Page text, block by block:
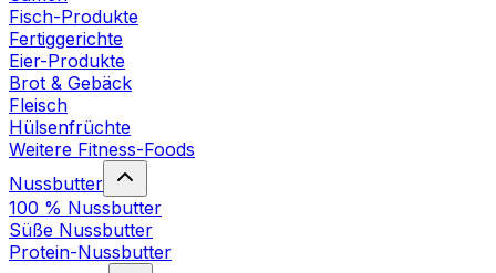
Fisch-Produkte
Fertiggerichte
Eier-Produkte
Brot & Gebäck
Fleisch
Hülsenfrüchte
Weitere Fitness-Foods
Nussbutter
100 % Nussbutter
Süße Nussbutter
Protein-Nussbutter